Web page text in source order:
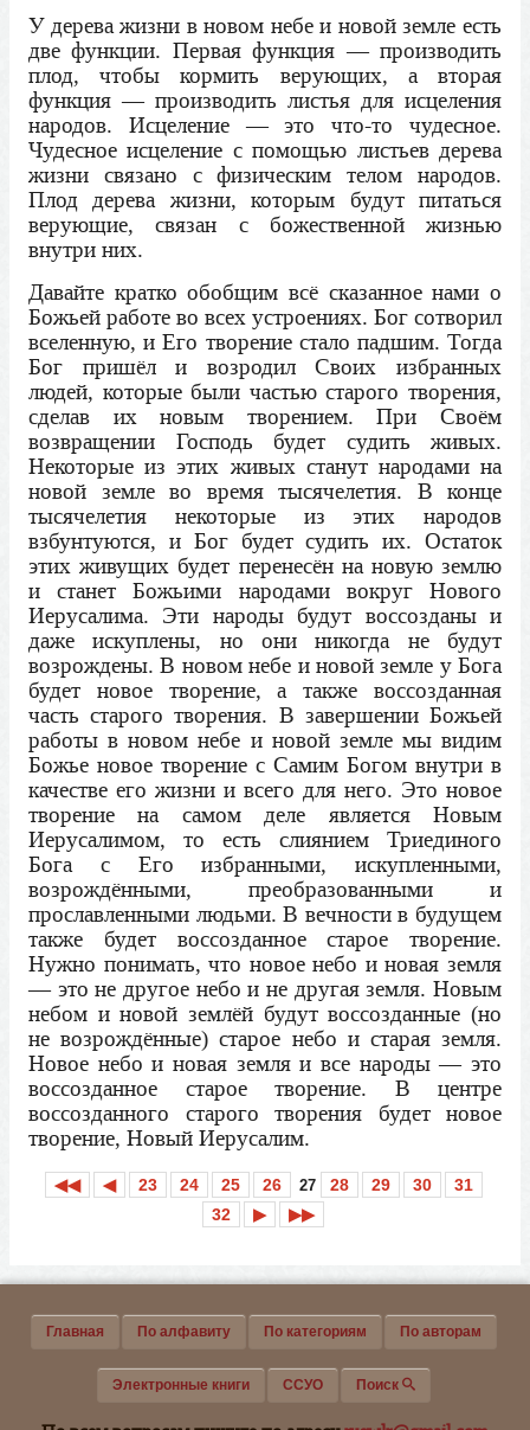
У дерева жизни в новом небе и новой земле есть
две функции. Первая функция — производить
плод, чтобы кормить верующих, а вторая
функция — производить листья для исцеления
народов. Исцеление — это что-то чудесное.
Чудесное исцеление с помощью листьев дерева
жизни связано с физическим телом народов.
Плод дерева жизни, которым будут питаться
верующие, связан с божественной жизнью
внутри них.
Давайте кратко обобщим всё сказанное нами о
Божьей работе во всех устроениях. Бог сотворил
вселенную, и Его творение стало падшим. Тогда
Бог пришёл и возродил Своих избранных
людей, которые были частью старого творения,
сделав их новым творением. При Своём
возвращении Господь будет судить живых.
Некоторые из этих живых станут народами на
новой земле во время тысячелетия. В конце
тысячелетия некоторые из этих народов
взбунтуются, и Бог будет судить их. Остаток
этих живущих будет перенесён на новую землю
и станет Божьими народами вокруг Нового
Иерусалима. Эти народы будут воссозданы и
даже искуплены, но они никогда не будут
возрождены. В новом небе и новой земле у Бога
будет новое творение, а также воссозданная
часть старого творения. В завершении Божьей
работы в новом небе и новой земле мы видим
Божье новое творение с Самим Богом внутри в
качестве его жизни и всего для него. Это новое
творение на самом деле является Новым
Иерусалимом, то есть слиянием Триединого
Бога с Его избранными, искупленными,
возрождёнными, преобразованными и
прославленными людьми. В вечности в будущем
также будет воссозданное старое творение.
Нужно понимать, что новое небо и новая земля
— это не другое небо и не другая земля. Новым
небом и новой землёй будут воссозданные (но
не возрождённые) старое небо и старая земля.
Новое небо и новая земля и все народы — это
воссозданное старое творение. В центре
воссозданного старого творения будет новое
творение, Новый Иерусалим.
◀◀ ◀ 23 24 25 26 27 28 29 30
31
32
▶ ▶▶
Главная По алфавиту По категориям По авторам
Электронные книги ССУО Поиск